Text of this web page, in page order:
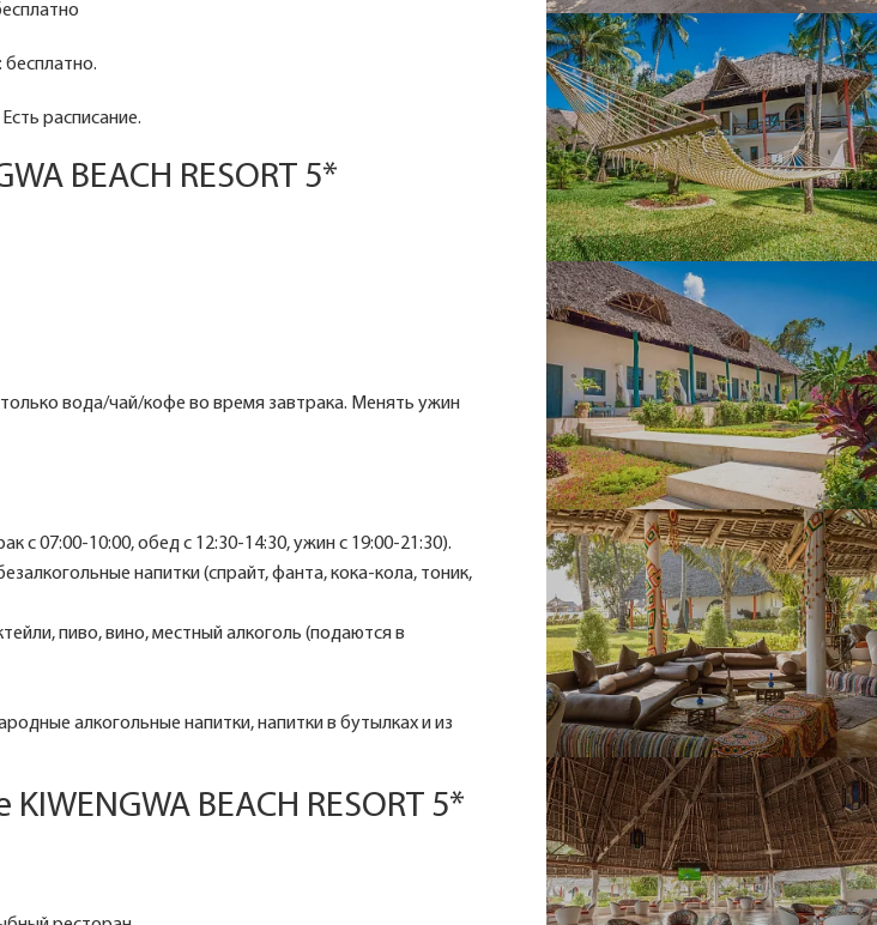
бесплатно.
расписание.
BEACH RESORT 5*
только вода/чай/кофе во время завтрака. Менять ужин
с 07:00-10:00, обед с 12:30-14:30, ужин с 19:00-21:30).
напитки (спрайт, фанта, кока-кола, тоник,
пиво, вино, местный алкоголь (подаются в
алкогольные напитки, напитки в бутылках и из
BEACH RESORT 5*